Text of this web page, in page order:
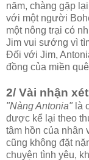
năm, chàng gặp
với một người
một nông trại có
Jim vui sướng vì
Đối với Jim,
đồng của miền
2/ Vài nhận
"Nàng Antonia" là
được kể lại theo
tâm hồn của nhân
cũng không đặt
chuyện tình yêu,